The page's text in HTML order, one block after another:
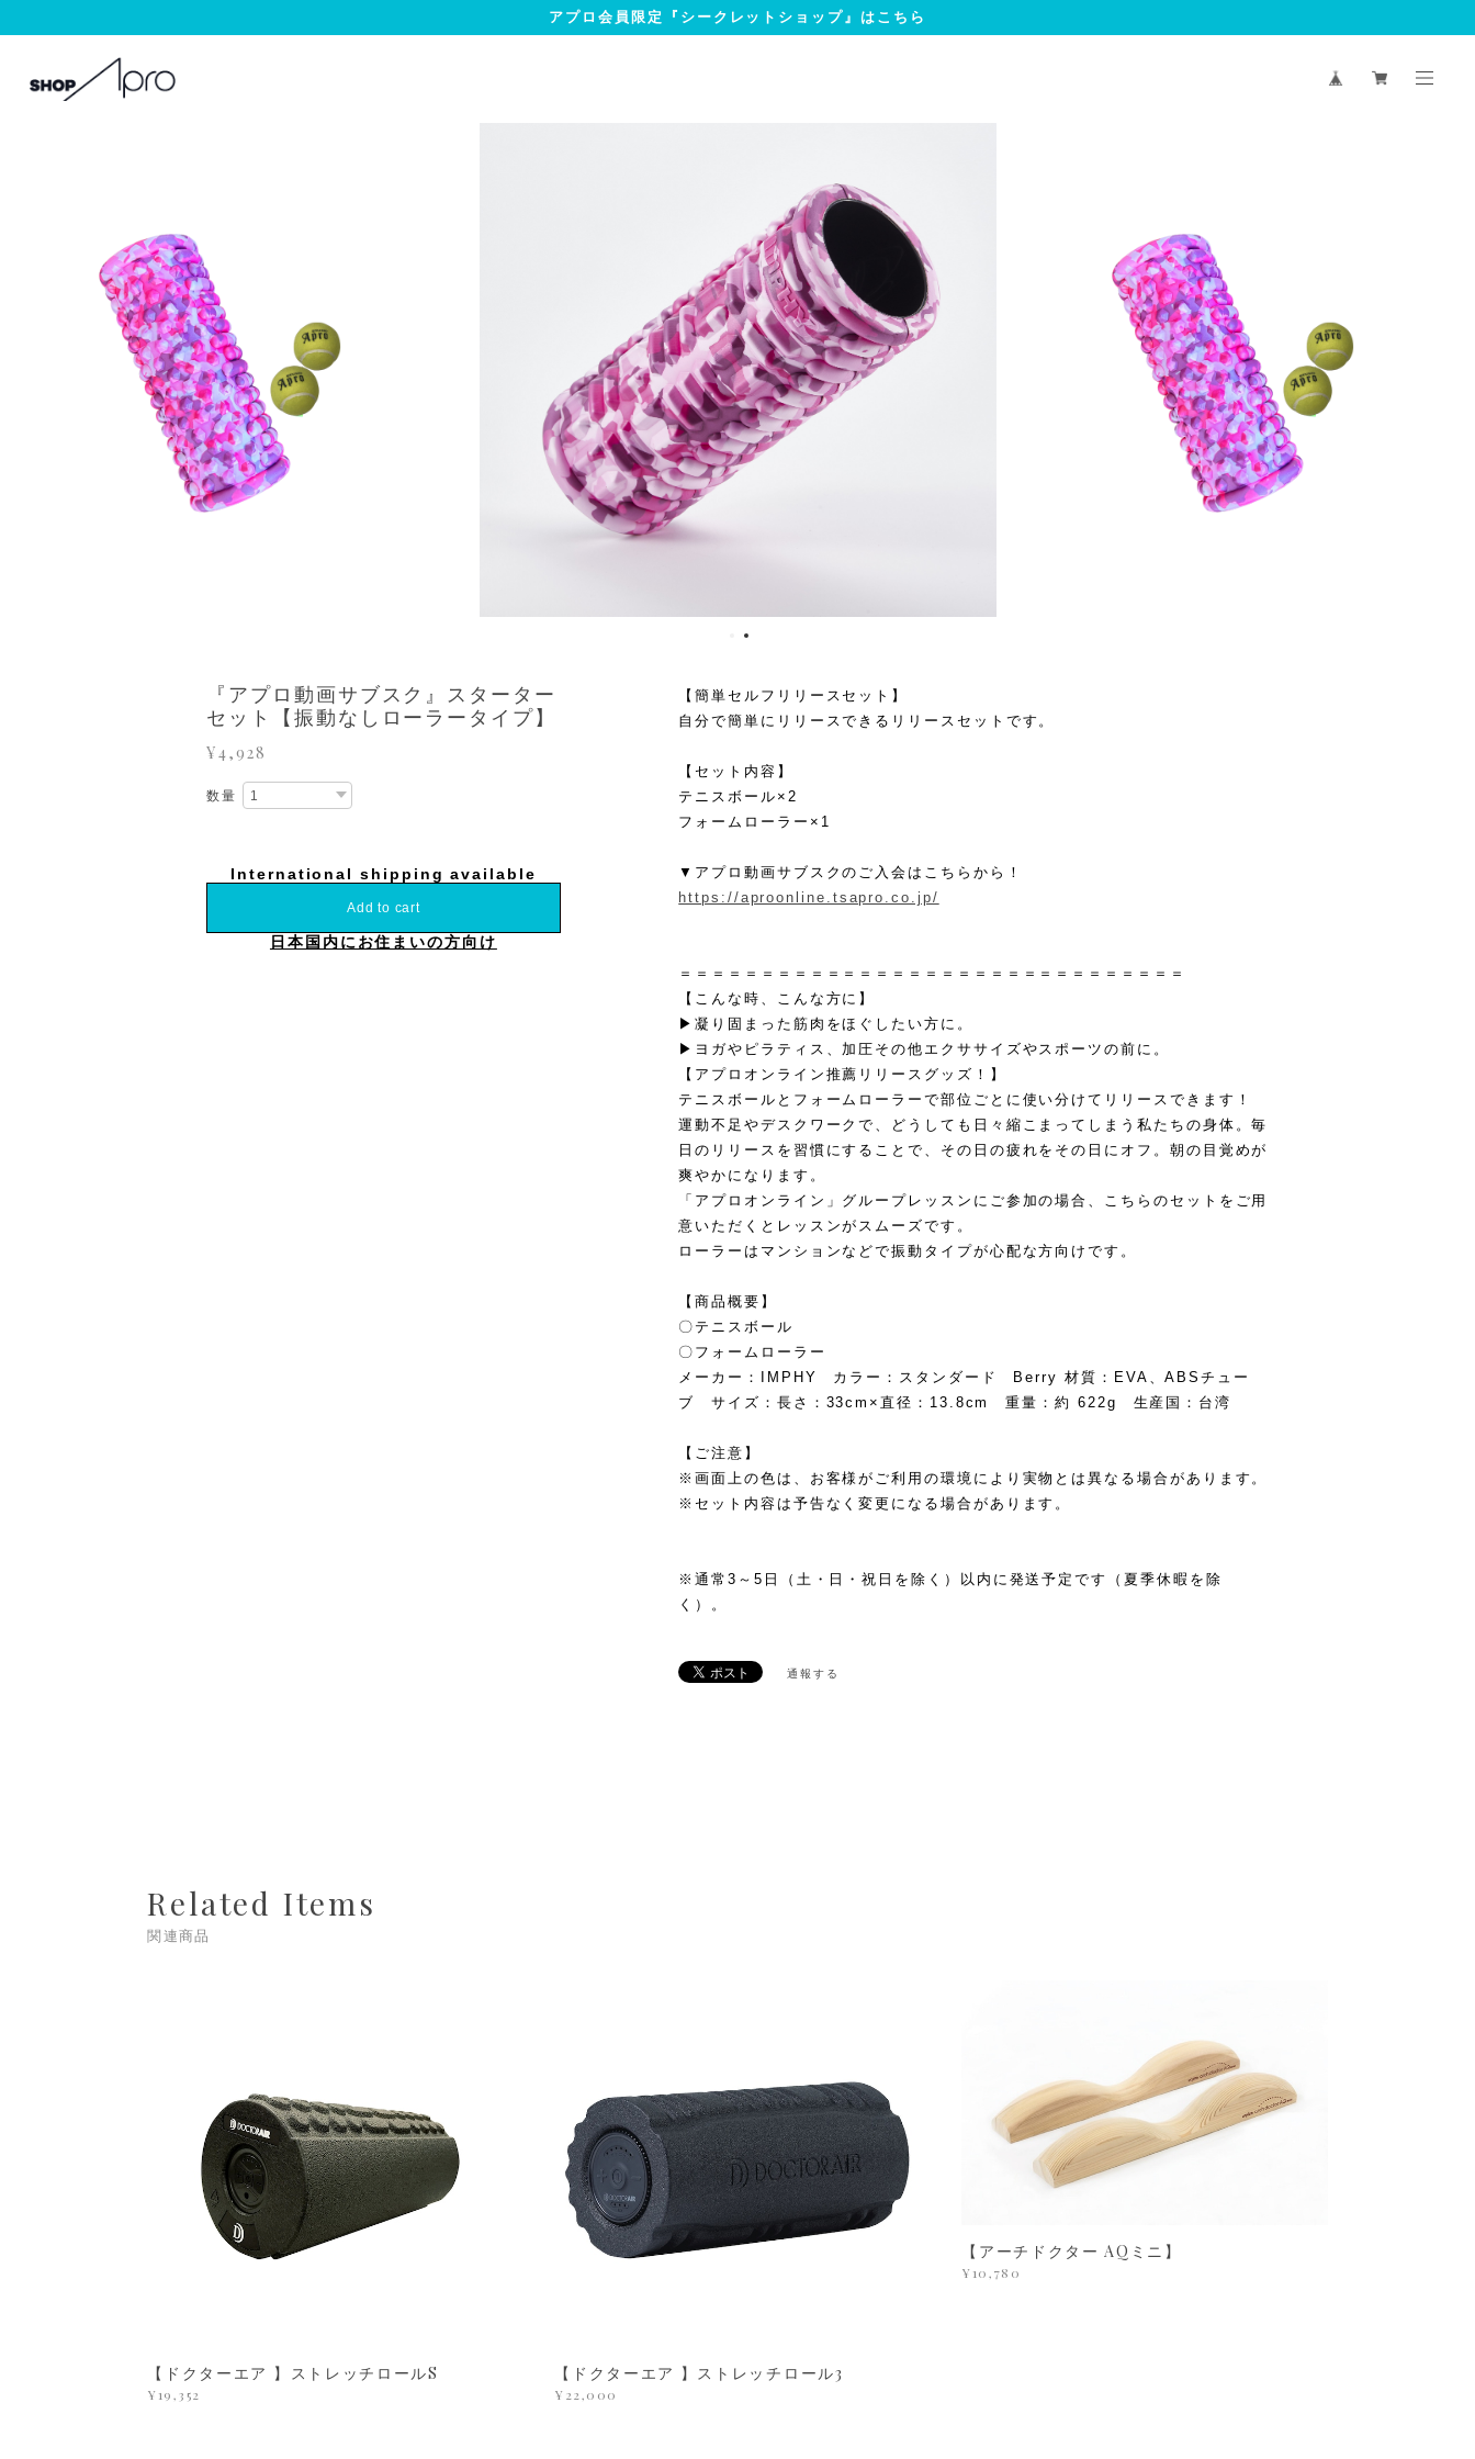
アプロ会員限定『シークレットショップ』はこちら
『アプロ動画サブスク』スターター
セット【振動なしローラータイプ】
¥4,928
数量
International shipping available
Add to cart
日本国内にお住まいの方向け
【簡単セルフリリースセット】
自分で簡単にリリースできるリリースセットです。
【セット内容】
テニスボール×2
フォームローラー×1
▼アプロ動画サブスクのご入会はこちらから！
https://aproonline.tsapro.co.jp/
＝＝＝＝＝＝＝＝＝＝＝＝＝＝＝＝＝＝＝＝＝＝＝＝＝＝＝＝＝＝＝
【こんな時、こんな方に】
▶凝り固まった筋肉をほぐしたい方に。
▶ヨガやピラティス、加圧その他エクササイズやスポーツの前に。
【アプロオンライン推薦リリースグッズ！】
テニスボールとフォームローラーで部位ごとに使い分けてリリースできます！
運動不足やデスクワークで、どうしても日々縮こまってしまう私たちの身体。毎
日のリリースを習慣にすることで、その日の疲れをその日にオフ。朝の目覚めが
爽やかになります。
「アプロオンライン」グループレッスンにご参加の場合、こちらのセットをご用
意いただくとレッスンがスムーズです。
ローラーはマンションなどで振動タイプが心配な方向けです。
【商品概要】
〇テニスボール
〇フォームローラー
メーカー：IMPHY カラー：スタンダード Berry 材質：EVA、ABSチュー
ブ サイズ：長さ：33cm×直径：13.8cm 重量：約 622g 生産国：台湾
【ご注意】
※画面上の色は、お客様がご利用の環境により実物とは異なる場合があります。
※セット内容は予告なく変更になる場合があります。
※通常3～5日（土・日・祝日を除く）以内に発送予定です（夏季休暇を除
く）。
通報する
Related Items
関連商品
【ドクターエア 】ストレッチロールS
¥19,352
【ドクターエア 】ストレッチロール3
¥22,000
【アーチドクター AQミニ】
¥10,780